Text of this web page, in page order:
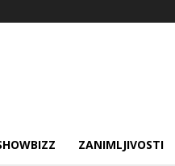
ZANIMLJIVOSTI